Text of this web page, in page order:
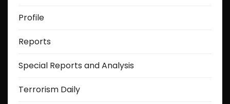
Profile
Reports
Special Reports and Analysis
Terrorism Daily